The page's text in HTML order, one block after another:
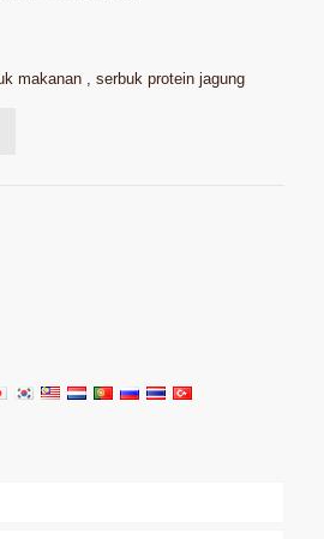
makanan , serbuk protein jagung